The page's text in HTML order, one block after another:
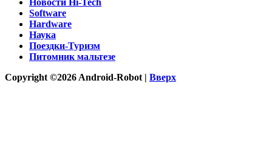
Новости Hi-Tech
Software
Hardware
Наука
Поездки-Туризм
Питомник мальтезе
Copyright ©2026 Android-Robot | Вверх